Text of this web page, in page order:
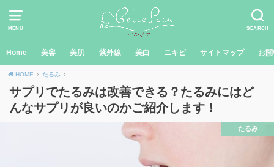
MENU SEARCH
Home 美容 美肌 紫外線 美白 ニキビ サイトマップ お
HOME たるみ
サプリでたるみは改善できる？たるみにはど
んなサプリが良いのかご紹介します！
たるみ